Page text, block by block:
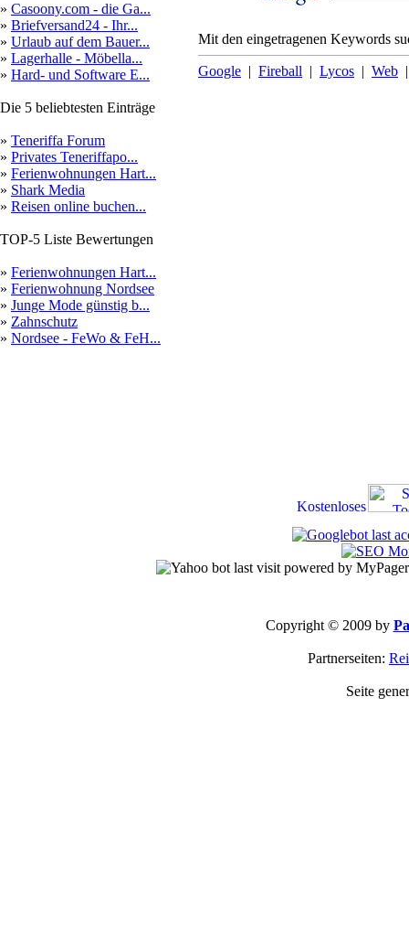
» Casoony.com - die Ga...
» Briefversand24 - Ihr...
» Urlaub auf dem Bauer...
» Lagerhalle - Möbella...
» Hard- und Software E...
Die 5 beliebtesten Einträge
» Teneriffa Forum
» Privates Teneriffapo...
» Ferienwohnungen Hart...
» Shark Media
» Reisen online buchen...
TOP-5 Liste Bewertungen
» Ferienwohnungen Hart...
» Ferienwohnung Nordsee
» Junge Mode günstig b...
» Zahnschutz
» Nordsee - FeWo & FeH...
Mit den eingetragenen Keywords
Google | Fireball | Lycos | Web
Copyright © 2009 by
Partnerseiten:
Seite